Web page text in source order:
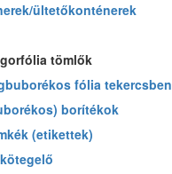
ültetőkonténerek
tömlők
fólia tekercsben
borítékok
(etikettek)